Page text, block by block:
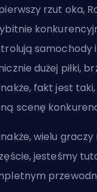
rzut oka,
samochody
dużej piłki,
fakt jest
scenę
wielu
jesteśmy